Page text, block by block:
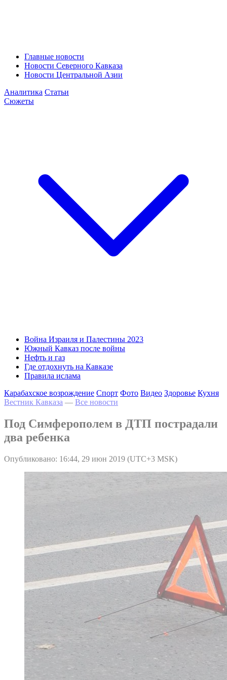
Главные новости
Новости Северного Кавказа
Новости Центральной Азии
Аналитика Статьи
Сюжеты
Война Израиля и Палестины 2023
Южный Кавказ после войны
Нефть и газ
Где отдохнуть на Кавказе
Правила ислама
Карабахское возрождение Спорт Фото Видео Здоровье Кухня
Вестник Кавказа — Все новости
Под Симферополем в ДТП пострадали
два ребенка
Опубликовано: 16:44, 29 июн 2019 (UTC+3 MSK)